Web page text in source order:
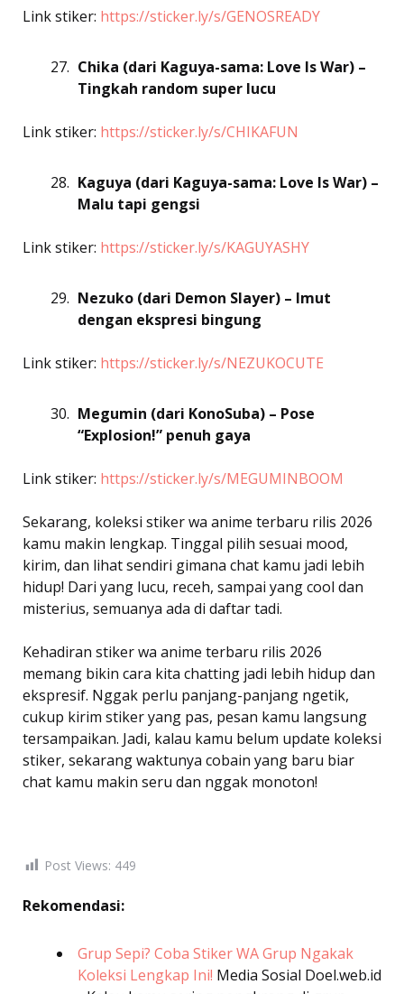
Link stiker: https://sticker.ly/s/GENOSREADY
Chika (dari Kaguya-sama: Love Is War) –
Tingkah random super lucu
Link stiker: https://sticker.ly/s/CHIKAFUN
Kaguya (dari Kaguya-sama: Love Is War) –
Malu tapi gengsi
Link stiker: https://sticker.ly/s/KAGUYASHY
Nezuko (dari Demon Slayer) – Imut
dengan ekspresi bingung
Link stiker: https://sticker.ly/s/NEZUKOCUTE
Megumin (dari KonoSuba) – Pose
“Explosion!” penuh gaya
Link stiker: https://sticker.ly/s/MEGUMINBOOM
Sekarang, koleksi stiker wa anime terbaru rilis 2026
kamu makin lengkap. Tinggal pilih sesuai mood,
kirim, dan lihat sendiri gimana chat kamu jadi lebih
hidup! Dari yang lucu, receh, sampai yang cool dan
misterius, semuanya ada di daftar tadi.
Kehadiran stiker wa anime terbaru rilis 2026
memang bikin cara kita chatting jadi lebih hidup dan
ekspresif. Nggak perlu panjang-panjang ngetik,
cukup kirim stiker yang pas, pesan kamu langsung
tersampaikan. Jadi, kalau kamu belum update koleksi
stiker, sekarang waktunya cobain yang baru biar
chat kamu makin seru dan nggak monoton!
Post Views: 449
Rekomendasi:
Grup Sepi? Coba Stiker WA Grup Ngakak
Koleksi Lengkap Ini! Media Sosial Doel.web.id